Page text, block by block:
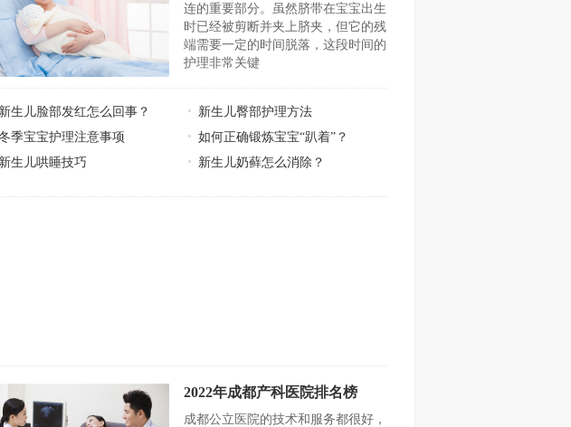
连的重要部分。虽然脐带在宝宝出生
时已经被剪断并夹上脐夹，但它的残
端需要一定的时间脱落，这段时间的
护理非常关键
新生儿脸部发红怎么回事？
新生儿臀部护理方法
季宝宝护理注意事项
如何正确锻炼宝宝“趴着”？
新生儿哄睡技巧
新生儿奶藓怎么消除？
2022年成都产科医院排名榜
成都公立医院的技术和服务都很好，